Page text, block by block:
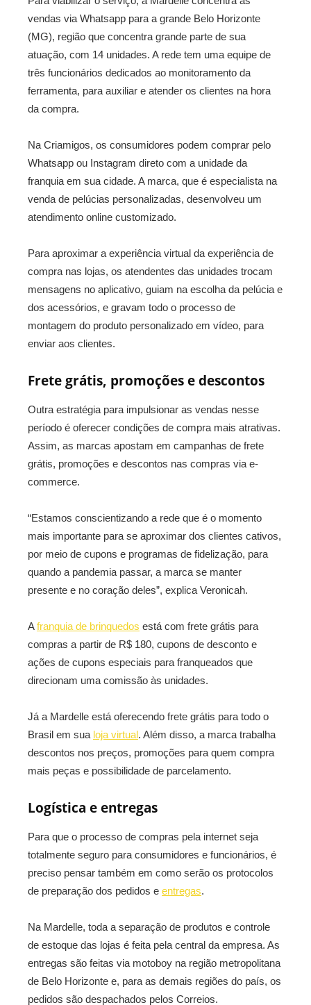
vendas via Whatsapp para a grande Belo Horizonte
(MG), região que concentra grande parte de sua
atuação, com 14 unidades. A rede tem uma equipe de
três funcionários dedicados ao monitoramento da
ferramenta, para auxiliar e atender os clientes na hora
da compra.
Na Criamigos, os consumidores podem comprar pelo
Whatsapp ou Instagram direto com a unidade da
franquia em sua cidade. A marca, que é especialista na
venda de pelúcias personalizadas, desenvolveu um
atendimento online customizado.
Para aproximar a experiência virtual da experiência de
compra nas lojas, os atendentes das unidades trocam
mensagens no aplicativo, guiam na escolha da pelúcia e
dos acessórios, e gravam todo o processo de
montagem do produto personalizado em vídeo, para
enviar aos clientes.
Frete grátis, promoções e descontos
Outra estratégia para impulsionar as vendas nesse
período é oferecer condições de compra mais atrativas.
Assim, as marcas apostam em campanhas de frete
grátis, promoções e descontos nas compras via e-
commerce.
“Estamos conscientizando a rede que é o momento
mais importante para se aproximar dos clientes cativos,
por meio de cupons e programas de fidelização, para
quando a pandemia passar, a marca se manter
presente e no coração deles”, explica Veronicah.
Afranquia de brinquedos está com frete grátis para
compras a partir de R$ 180, cupons de desconto e
ações de cupons especiais para franqueados que
direcionam uma comissão às unidades.
Já a Mardelle está oferecendo frete grátis para todo o
Brasil em sua loja virtual. Além disso, a marca trabalha
descontos nos preços, promoções para quem compra
mais peças e possibilidade de parcelamento.
Logística e entregas
Para que o processo de compras pela internet seja
totalmente seguro para consumidores e funcionários, é
preciso pensar também em como serão os protocolos
de preparação dos pedidos e entregas.
Na Mardelle, toda a separação de produtos e controle
de estoque das lojas é feita pela central da empresa. As
entregas são feitas via motoboy na região metropolitana
de Belo Horizonte e, para as demais regiões do país, os
pedidos são despachados pelos Correios.